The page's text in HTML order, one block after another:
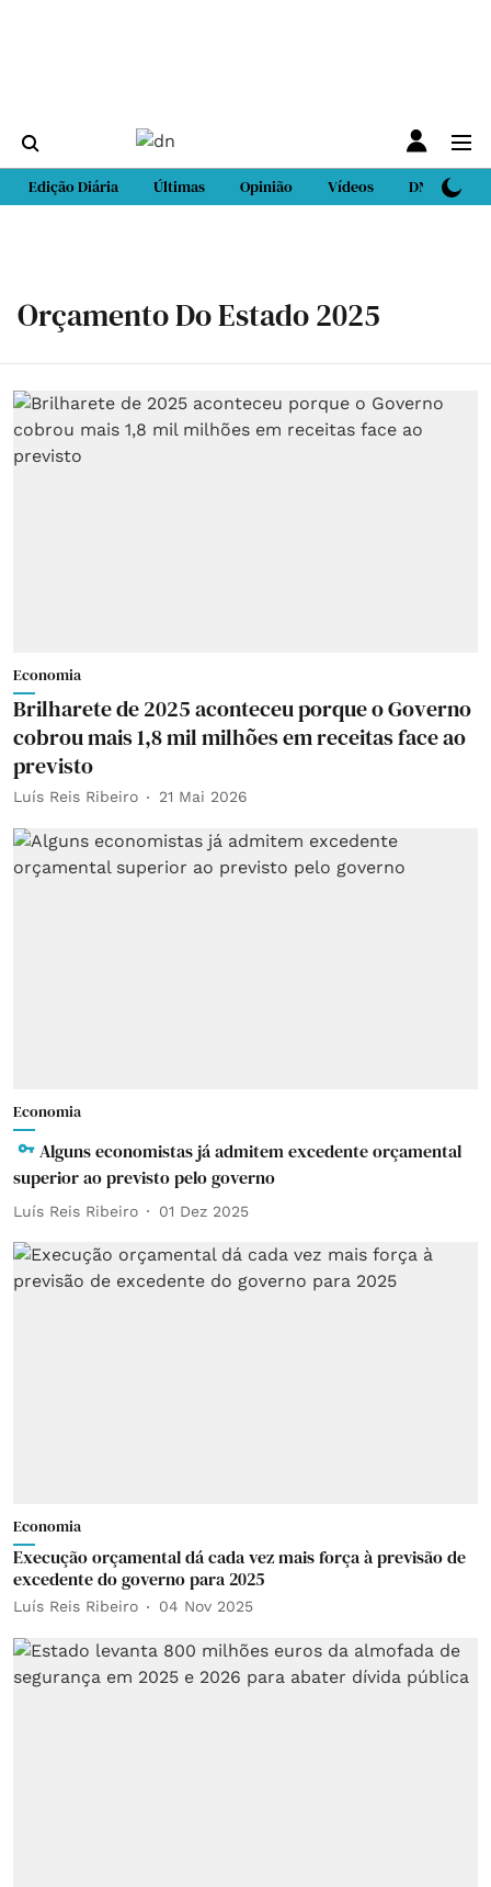
Edição Diária Últimas Opinião Vídeos DN Sport
Orçamento Do Estado 2025
Economia
Brilharete de 2025 aconteceu porque o Governo
cobrou mais 1,8 mil milhões em receitas face ao
previsto
Luís Reis Ribeiro 21 Mai 2026
Economia
Alguns economistas já admitem excedente orçamental
superior ao previsto pelo governo
Luís Reis Ribeiro 01 Dez 2025
Economia
Execução orçamental dá cada vez mais força à previsão de
excedente do governo para 2025
Luís Reis Ribeiro 04 Nov 2025